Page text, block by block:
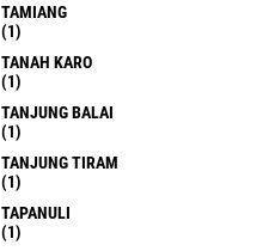
TAMIANG
(1)
TANAH KARO
(1)
TANJUNG BALAI
(1)
TANJUNG TIRAM
(1)
TAPANULI
(1)